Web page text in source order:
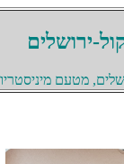
ירושלים
מטעם